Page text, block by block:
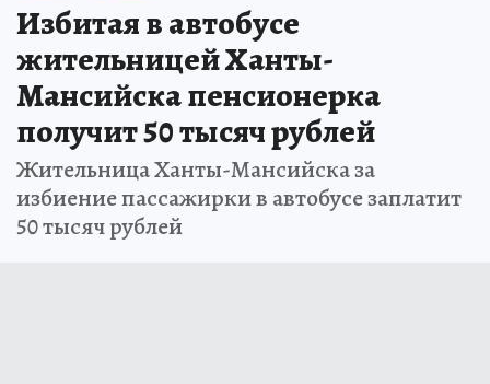
Избитая в автобусе
жительницей Ханты-
Мансийска пенсионерка
получит 50 тысяч рублей
Жительница Ханты-Мансийска за
избиение пассажирки в автобусе заплатит
50 тысяч рублей